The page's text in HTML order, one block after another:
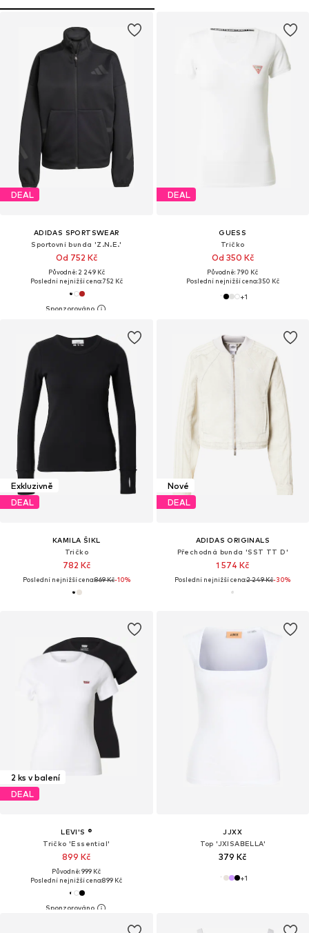
DEAL
ADIDAS SPORTSWEAR
Sportovní bunda 'Z.N.E.'
Od 752 Kč
Původně: 2 249 Kč
Poslední nejnižší cena:752 Kč
DEAL
GUESS
Tričko
Od 350 Kč
Původně: 790 Kč
Poslední nejnižší cena:350 Kč
+1
Exkluzivně
DEAL
KAMILA ŠIKL
Tričko
782 Kč
Poslední nejnižší cena:869 Kč-10%
Nové
DEAL
ADIDAS ORIGINALS
Přechodná bunda 'SST TT D'
1 574 Kč
Poslední nejnižší cena:2 249 Kč-30%
2 ks v balení
DEAL
LEVI'S ®
Tričko 'Essential'
899 Kč
Původně: 999 Kč
Poslední nejnižší cena:899 Kč
JJXX
Top 'JXISABELLA'
379 Kč
+1